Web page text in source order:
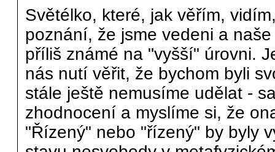
Světélko, které, jak věřím,
poznání, že jsme vedeni a
příliš známé na "vyšší" úrovni.
nás nutí věřit, že bychom byli
stále ještě nemusíme udělat -
zhodnocení a myslíme si, že
"Řízený" nebo "řízený" by byly